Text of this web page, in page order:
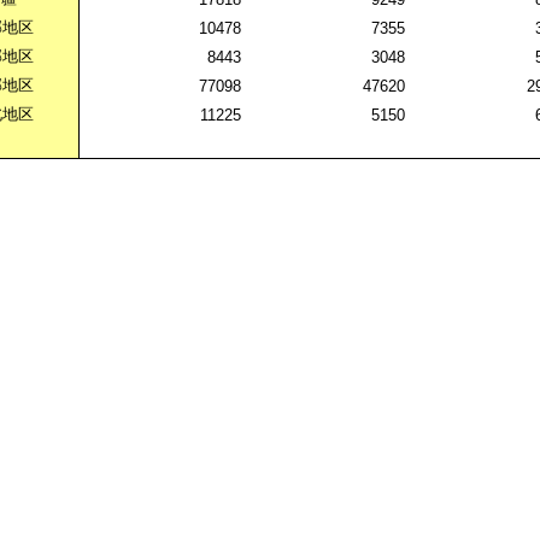
区
10478 7355
区
8443 3048
区
77098 47620
区
11225 5150